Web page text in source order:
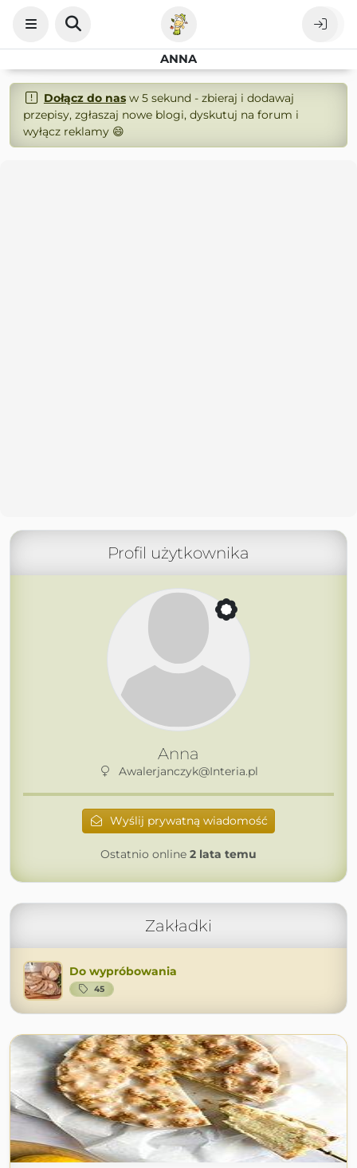
ANNA
Dołącz do nasw 5 sekund - zbieraj i dodawaj
przepisy, zgłaszaj nowe blogi, dyskutuj na forum i
wyłącz reklamy 😄
Profil użytkownika
Anna
Awalerjanczyk@Interia.pl
Wyślij prywatną wiadomość
Ostatnio online 2 lata temu
Zakładki
Do wypróbowania
45